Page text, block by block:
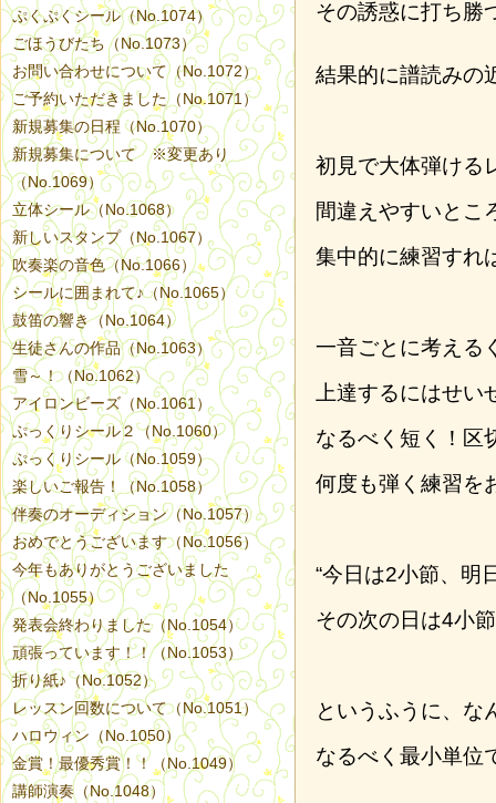
その誘惑に打ち勝
結果的に譜読みの
初見で大体弾ける
間違えやすいとこ
集中的に練習すれ
一音ごとに考える
上達するにはせ
なるべく短く！区
何度も弾く練習を
“今日は2小節、明
その次の日は4小
というふうに、な
なるべく最小単位
ぷくぷくシール（No.1074）
ごほうびたち（No.1073）
お問い合わせについて（No.1072）
ご予約いただきました（No.1071）
新規募集の日程（No.1070）
新規募集について ※変更あり
（No.1069）
立体シール（No.1068）
新しいスタンプ（No.1067）
吹奏楽の音色（No.1066）
シールに囲まれて♪（No.1065）
鼓笛の響き（No.1064）
生徒さんの作品（No.1063）
雪～！（No.1062）
アイロンビーズ（No.1061）
ぷっくりシール２（No.1060）
ぷっくりシール（No.1059）
楽しいご報告！（No.1058）
伴奏のオーディション（No.1057）
おめでとうございます（No.1056）
今年もありがとうございました
（No.1055）
発表会終わりました（No.1054）
頑張っています！！（No.1053）
折り紙♪（No.1052）
レッスン回数について（No.1051）
ハロウィン（No.1050）
金賞！最優秀賞！！（No.1049）
講師演奏（No.1048）